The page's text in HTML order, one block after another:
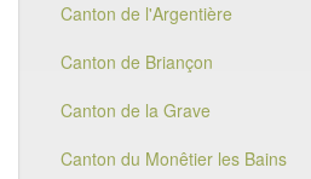
Canton de l'Argentière
Canton de Briançon
Canton de la Grave
Canton du Monêtier les Bains